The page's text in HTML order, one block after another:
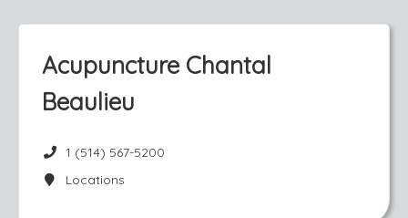
Acupuncture Chantal
Beaulieu
1 (514) 567-5200
Locations